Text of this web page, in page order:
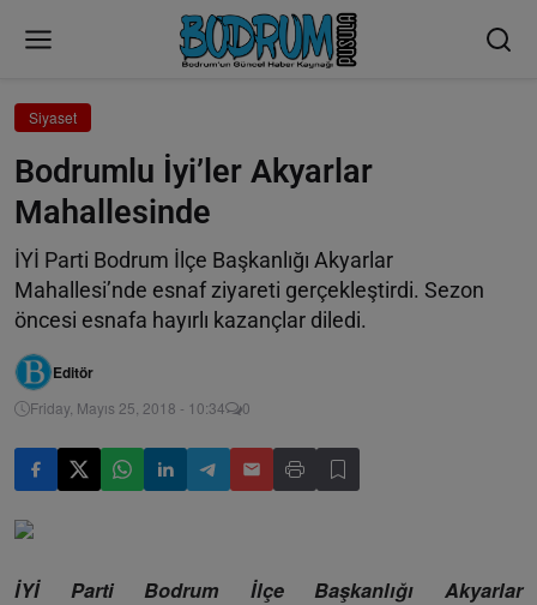
Siyaset
Bodrumlu İyi’ler Akyarlar
Mahallesinde
İYİ Parti Bodrum İlçe Başkanlığı Akyarlar
Mahallesi’nde esnaf ziyareti gerçekleştirdi. Sezon
öncesi esnafa hayırlı kazançlar diledi.
Editör
Friday, Mayıs 25, 2018 - 10:34 0
İYİ Parti Bodrum İlçe Başkanlığı Akyarlar